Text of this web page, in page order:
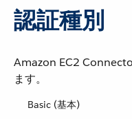
認証種別
Amazon EC2
ます。
Basic (基本)